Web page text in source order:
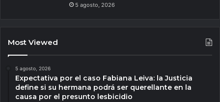
5 agosto, 2026
Most Viewed
5 agosto, 2026
Expectativa por el caso Fabiana Leiva: la Justicia
define si su hermana podrá ser querellante en la
causa por el presunto lesbicidio